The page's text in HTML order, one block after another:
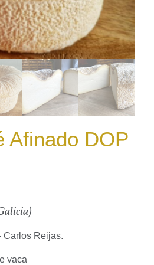
Afinado DOP
Carlos Reijas.
vaca